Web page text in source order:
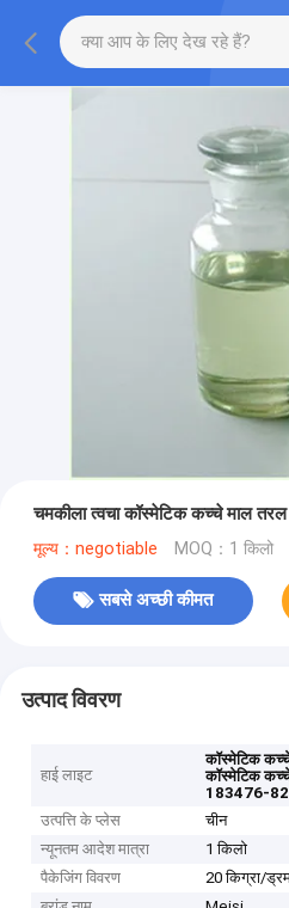
चमकीला त्वचा कॉस्मेटिक कच्चे माल
मूल्य：negotiable MOQ：1 किलो
सबसे अच्छी कीमत
उत्पाद विवरण
हाई लाइट
कॉस्मेटिक
कॉस्मेटिक
183476-
उत्पत्ति के प्लेस
चीन
न्यूनतम आदेश मात्रा
1 किलो
पैकेजिंग विवरण
20 किग्रा/